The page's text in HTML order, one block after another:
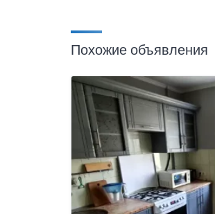
Похожие объявления